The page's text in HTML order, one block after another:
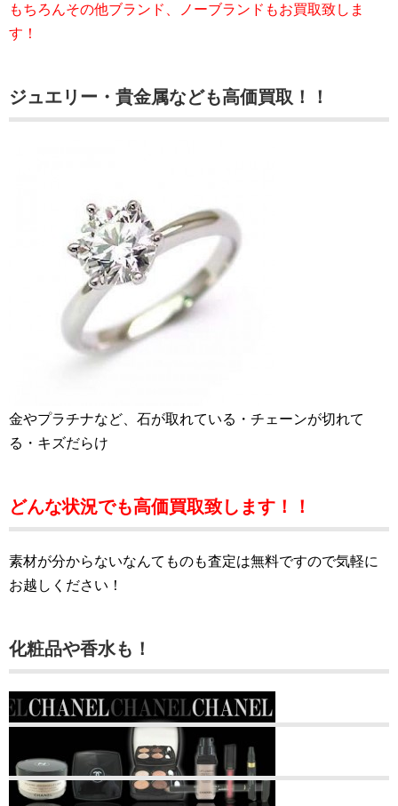
もちろんその他ブランド、ノーブランドもお買取致しま
す！
ジュエリー・貴金属なども高価買取！！
金やプラチナなど、石が取れている・チェーンが切れて
る・キズだらけ
どんな状況でも高価買取致します！！
素材が分からないなんてものも査定は無料ですので気軽に
お越しください！
化粧品や香水も！